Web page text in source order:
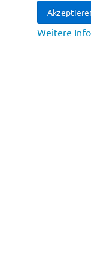
Weitere